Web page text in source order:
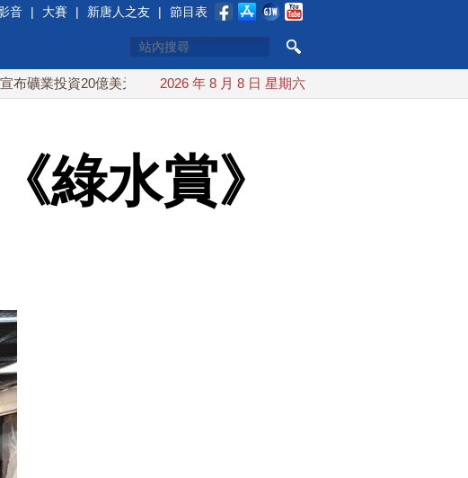
音 | 大賽 | 新唐人之友 | 節目表
20億美元 中東局勢動盪 土耳其沙特巴基斯坦誓共同防禦
2026 年 8 月 8 日 星期六
綠水賞》